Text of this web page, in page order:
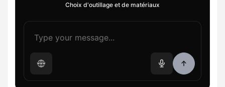
Choix d'outillage et de matériaux